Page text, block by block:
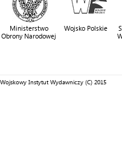
Ministerstwo
Obrony Narodowej
Wojsko Polskie
Wojskowy Instytut Wydawniczy (C) 2015